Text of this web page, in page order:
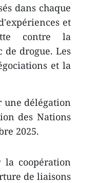
dans chaque
et
contre la
drogue. Les
et la
délégation
des Nations
2025.
la coopération
de liaisons